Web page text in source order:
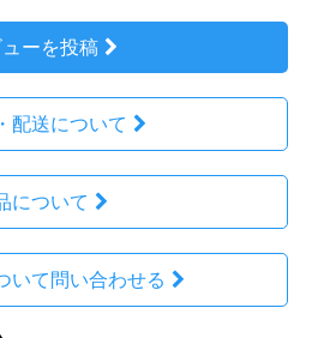
ューを投稿
配送について
について
いて問い合わせる